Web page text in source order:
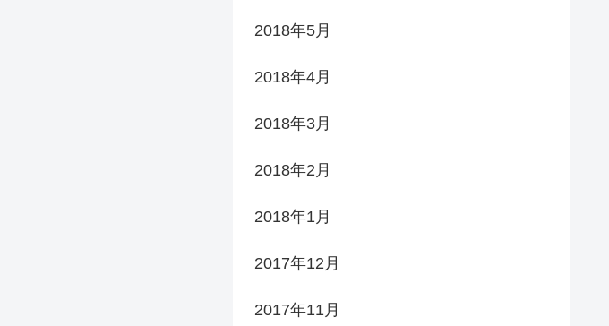
2018年5月
2018年4月
2018年3月
2018年2月
2018年1月
2017年12月
2017年11月